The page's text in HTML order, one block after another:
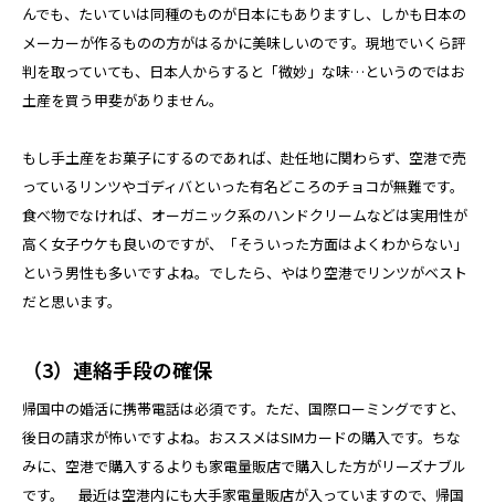
んでも、たいていは同種のものが日本にもありますし、しかも日本の
メーカーが作るものの方がはるかに美味しいのです。現地でいくら評
判を取っていても、日本人からすると「微妙」な味…というのではお
土産を買う甲斐がありません。
もし手土産をお菓子にするのであれば、赴任地に関わらず、空港で売
っているリンツやゴディバといった有名どころのチョコが無難です。
食べ物でなければ、オーガニック系のハンドクリームなどは実用性が
高く女子ウケも良いのですが、「そういった方面はよくわからない」
という男性も多いですよね。でしたら、やはり空港でリンツがベスト
だと思います。
（3）連絡手段の確保
帰国中の婚活に携帯電話は必須です。ただ、国際ローミングですと、
後日の請求が怖いですよね。おススメはSIMカードの購入です。ちな
みに、空港で購入するよりも家電量販店で購入した方がリーズナブル
です。 最近は空港内にも大手家電量販店が入っていますので、帰国